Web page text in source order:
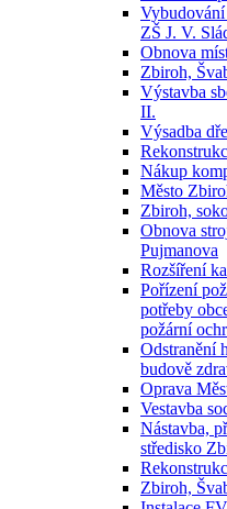
Vybudování
ZŠ J. V.
Obnova
Zbiroh,
Výstavba
II.
Výsadba
Nákup
Město
Zbiroh,
Obnova
Pujmanova
Rozšíření
Pořízení
potřeby
požární
Odstranění
budově
Oprava
Vestavba
Nástavba,
středisko
Zbiroh,